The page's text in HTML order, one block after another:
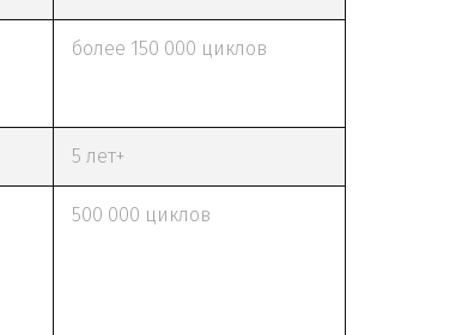
более 150 000 циклов
5 лет+
500 000 циклов